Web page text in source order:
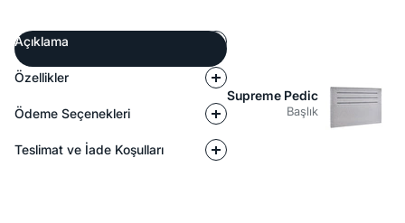
Açıklama
Özellikler
Ödeme Seçenekleri
Teslimat ve İade Koşulları
Supreme Pedic
Başlık